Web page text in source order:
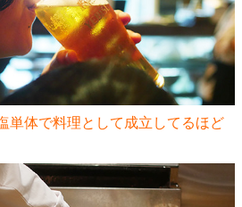
単体で料理として成立してるほど